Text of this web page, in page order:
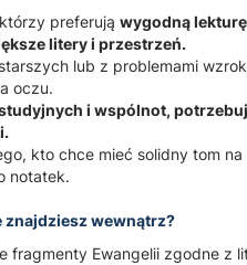
preferują wygodną
litery i przestrzeń.
lub z problemami
oczu.
i wspólnot,
kto chce mieć solidny tom
notatek.
znajdziesz wewnątrz?
fragmenty Ewangelii zgodne z